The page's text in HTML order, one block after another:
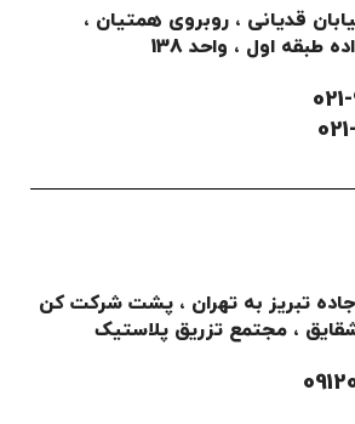
قدیانی ، روبروی همتیان ،
طبقه اول ، واحد 138
تبریز ، کیلومتر 22 جاده تبریز به تهران ، پشت شرکت کن
، مجتمع تزریق پلاستیک